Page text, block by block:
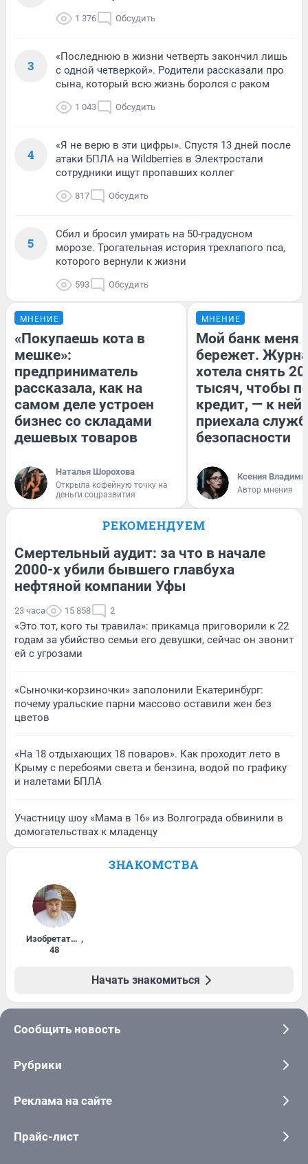
1 376 Обсудить
3
«Последнюю в жизни четверть закончил лишь
с одной четверкой». Родители рассказали про
сына, который всю жизнь боролся с раком
1 043 Обсудить
4
«Я не верю в эти цифры». Спустя 13 дней после
атаки БПЛА на Wildberries в Электростали
сотрудники ищут пропавших коллег
817 Обсудить
5
Сбил и бросил умирать на 50-градусном
морозе. Трогательная история трехлапого пса,
которого вернули к жизни
593 Обсудить
МНЕНИЕ
«Покупаешь кота в
мешке»:
предприниматель
рассказала, как на
самом деле устроен
бизнес со складами
дешевых товаров
Наталья Шорохова
Открыла кофейную точку на
деньги соцразвития
МНЕНИЕ
Мой банк меня
бережет.
хотела снять
тысяч, чтобы
кредит, — к
приехала
безопасности
Ксения
Автор мнения
РЕКОМЕНДУЕМ
Смертельный аудит: за что в начале
2000-х убили бывшего главбуха
нефтяной компании Уфы
23 часа 15 858 2
«Это тот, кого ты травила»: прикамца приговорили к 22
годам за убийство семьи его девушки, сейчас он звонит
ей с угрозами
«Сыночки-корзиночки» заполонили Екатеринбург:
почему уральские парни массово оставили жен без
цветов
«На 18 отдыхающих 18 поваров». Как проходит лето в
Крыму с перебоями света и бензина, водой по графику
и налетами БПЛА
Участницу шоу «Мама в 16» из Волгограда обвинили в
домогательствах к младенцу
ЗНАКОМСТВА
Изобретатель ,
48
Начать знакомиться
Сообщить новость
Рубрики
Реклама на сайте
Прайс-лист